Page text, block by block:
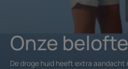
Onze belofte
De droge huid heeft extra aandacht